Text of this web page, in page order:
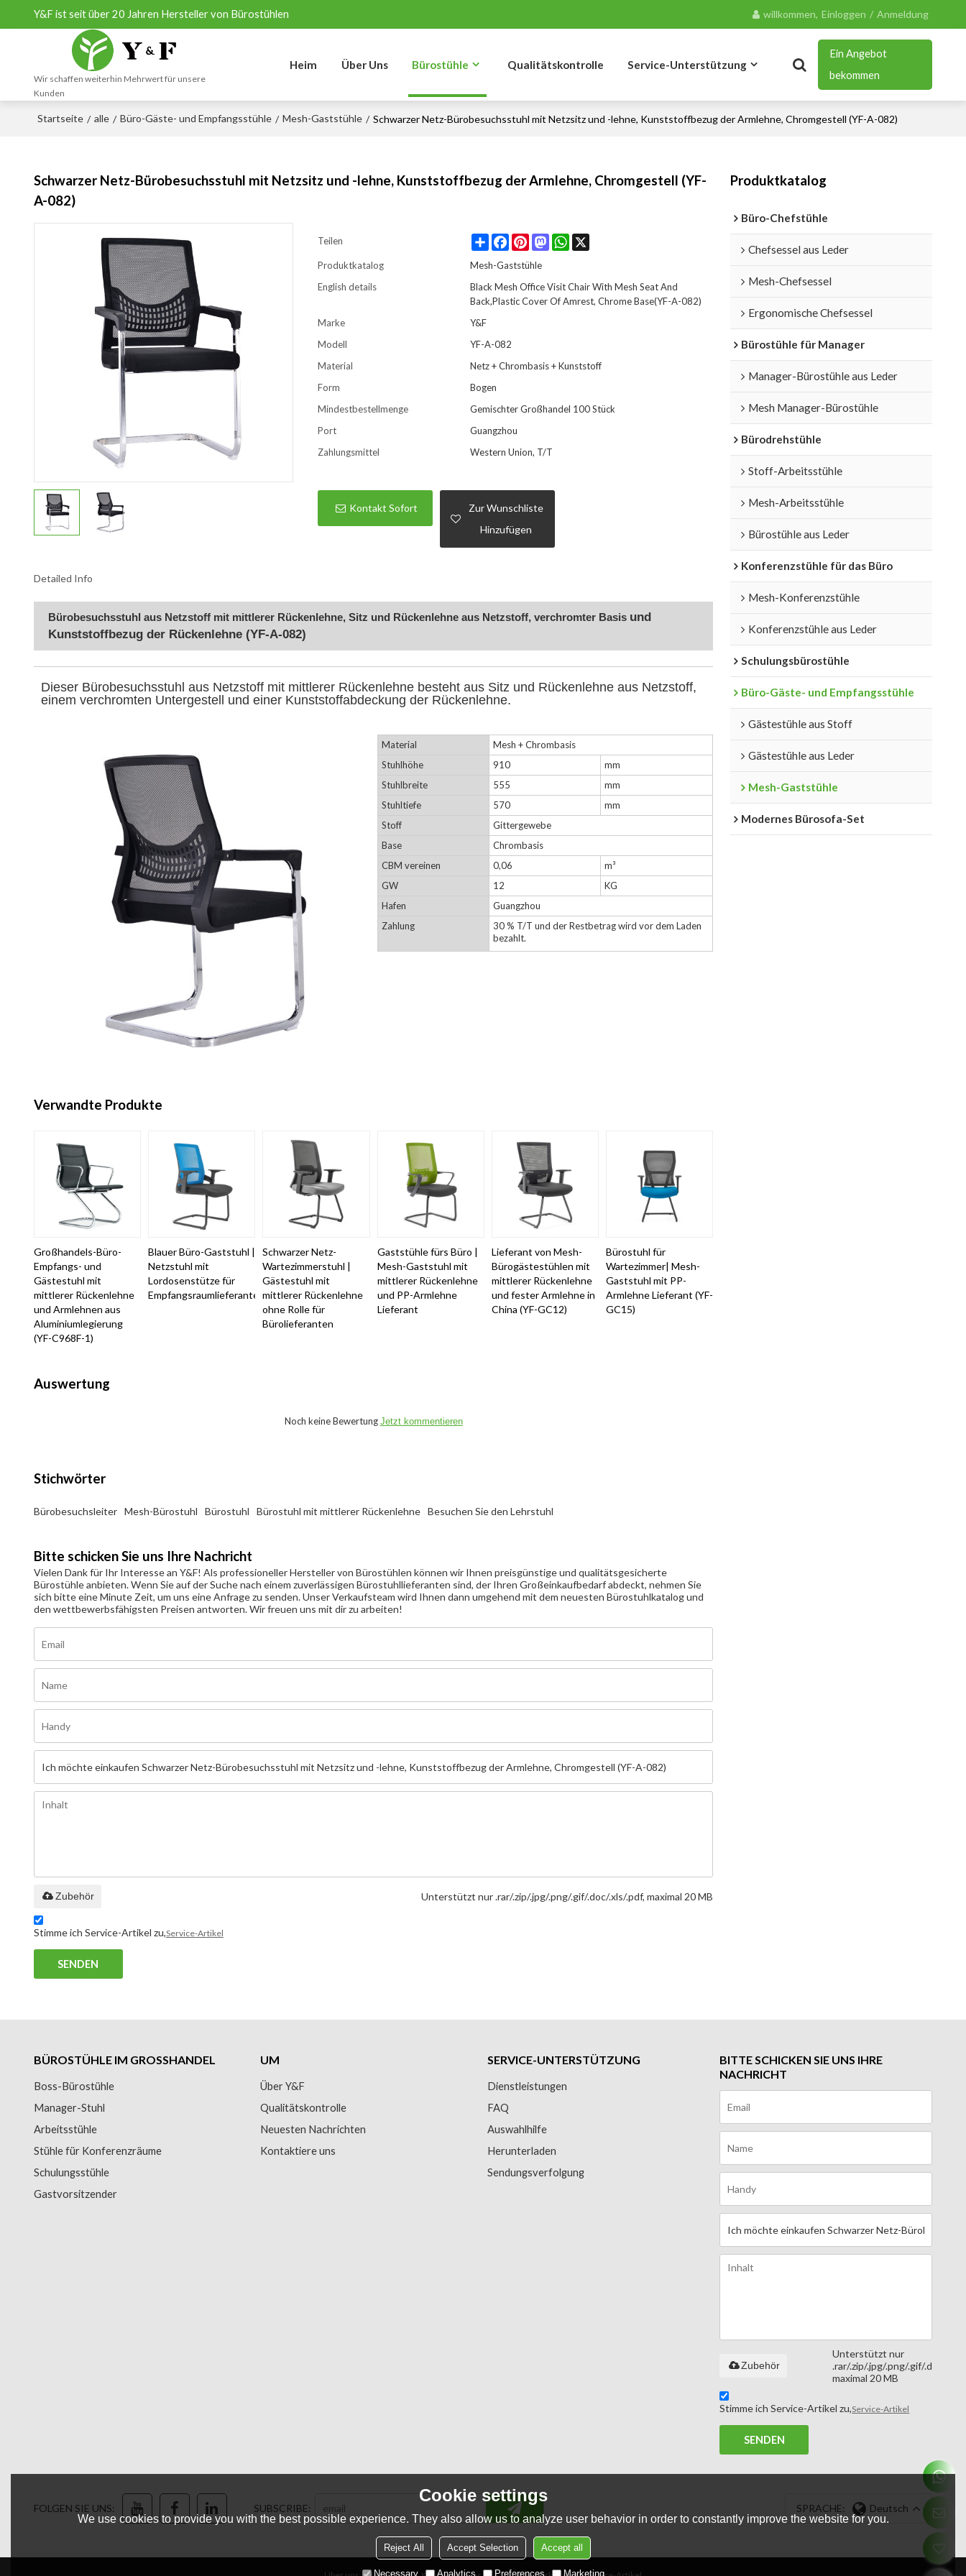
Y&F ist seit über 20 Jahren Hersteller von Bürostühlen willkommen, Einloggen / Anmeldung
Wir schaffen weiterhin Mehrwert für unsere
Kunden
Heim Über Uns Bürostühle Qualitätskontrolle Service-Unterstützung
Ein Angebot
bekommen
Startseite / alle / Büro-Gäste- und Empfangsstühle / Mesh-Gaststühle / Schwarzer Netz-Bürobesuchsstuhl mit Netzsitz und -lehne, Kunststoffbezug der Armlehne, Chromgestell (YF-A-082)
Schwarzer Netz-Bürobesuchsstuhl mit Netzsitz und -lehne, Kunststoffbezug der Armlehne, Chromgestell (YF-
A-082)
Teilen ShareFacebookPinterestMastodonWhatsApp
Produktkatalog
Mesh-Gaststühle
English details
Black Mesh Office Visit Chair With Mesh Seat And
Back,Plastic Cover Of Amrest, Chrome Base(YF-A-082)
Marke
Y&F
Modell
YF-A-082
Material
Netz + Chrombasis + Kunststoff
Form
Bogen
Mindestbestellmenge
Gemischter Großhandel 100 Stück
Port
Guangzhou
Zahlungsmittel
Western Union, T/T
Kontakt Sofort
Zur Wunschliste
Hinzufügen
Detailed Info
Bürobesuchsstuhl aus Netzstoff mit mittlerer Rückenlehne, Sitz und Rückenlehne aus Netzstoff, verchromter Basis und
Kunststoffbezug der Rückenlehne (YF-A-082)
Dieser Bürobesuchsstuhl aus Netzstoff mit mittlerer Rückenlehne besteht aus Sitz und Rückenlehne aus Netzstoff,
einem verchromten Untergestell und einer Kunststoffabdeckung der Rückenlehne.
Material
Mesh + Chrombasis
Stuhlhöhe
910
mm
Stuhlbreite
555
mm
Stuhltiefe
570
mm
Stoff
Gittergewebe
Base
Chrombasis
CBM vereinen
0,06
m³
GW
12
KG
Hafen
Guangzhou
Zahlung
30 % T/T und der Restbetrag wird vor dem Laden
bezahlt.
Verwandte Produkte
Großhandels-Büro-
Empfangs- und
Gästestuhl mit
mittlerer Rückenlehne
und Armlehnen aus
Aluminiumlegierung
(YF-C968F-1)
Blauer Büro-Gaststuhl |
Netzstuhl mit
Lordosenstütze für
Empfangsraumlieferanten
Schwarzer Netz-
Wartezimmerstuhl |
Gästestuhl mit
mittlerer Rückenlehne
ohne Rolle für
Bürolieferanten
Gaststühle fürs Büro |
Mesh-Gaststuhl mit
mittlerer Rückenlehne
und PP-Armlehne
Lieferant
Lieferant von Mesh-
Bürogästestühlen mit
mittlerer Rückenlehne
und fester Armlehne in
China (YF-GC12)
Bürostuhl für
Wartezimmer| Mesh-
Gaststuhl mit PP-
Armlehne Lieferant (YF-
GC15)
Auswertung
Noch keine Bewertung Jetzt kommentieren
Stichwörter
Bürobesuchsleiter Mesh-Bürostuhl Bürostuhl Bürostuhl mit mittlerer Rückenlehne Besuchen Sie den Lehrstuhl
Bitte schicken Sie uns Ihre Nachricht
Vielen Dank für Ihr Interesse an Y&F! Als professioneller Hersteller von Bürostühlen können wir Ihnen preisgünstige und qualitätsgesicherte
Bürostühle anbieten. Wenn Sie auf der Suche nach einem zuverlässigen Bürostuhllieferanten sind, der Ihren Großeinkaufbedarf abdeckt, nehmen Sie
sich bitte eine Minute Zeit, um uns eine Anfrage zu senden. Unser Verkaufsteam wird Ihnen dann umgehend mit dem neuesten Bürostuhlkatalog und
den wettbewerbsfähigsten Preisen antworten. Wir freuen uns mit dir zu arbeiten!
Unterstützt nur .rar/.zip/.jpg/.png/.gif/.doc/.xls/.pdf, maximal 20 MB
Zubehör
Stimme ich Service-Artikel zu,Service-Artikel
SENDEN
Produktkatalog
Büro-Chefstühle
Chefsessel aus Leder
Mesh-Chefsessel
Ergonomische Chefsessel
Bürostühle für Manager
Manager-Bürostühle aus Leder
Mesh Manager-Bürostühle
Bürodrehstühle
Stoff-Arbeitsstühle
Mesh-Arbeitsstühle
Bürostühle aus Leder
Konferenzstühle für das Büro
Mesh-Konferenzstühle
Konferenzstühle aus Leder
Schulungsbürostühle
Büro-Gäste- und Empfangsstühle
Gästestühle aus Stoff
Gästestühle aus Leder
Mesh-Gaststühle
Modernes Bürosofa-Set
BÜROSTÜHLE IM GROSSHANDEL
Boss-Bürostühle
Manager-Stuhl
Arbeitsstühle
Stühle für Konferenzräume
Schulungsstühle
Gastvorsitzender
UM
Über Y&F
Qualitätskontrolle
Neuesten Nachrichten
Kontaktiere uns
SERVICE-UNTERSTÜTZUNG
Dienstleistungen
FAQ
Auswahlhilfe
Herunterladen
Sendungsverfolgung
BITTE SCHICKEN SIE UNS IHRE
NACHRICHT
Unterstützt nur
.rar/.zip/.jpg/.png/.gif/.doc/.xls/
maximal 20 MB
Zubehör
Stimme ich Service-Artikel zu,Service-Artikel
SENDEN
FOLGEN SIE UNS: SUBSCRIBE: SPRACHE: Deutsch
Cookie settings
We use cookies to provide you with the best possible experience. They also allow us to analyze user behavior in order to constantly improve the website for you.
Reject All Accept Selection Accept all
Necessary Analytics Preferences Marketing